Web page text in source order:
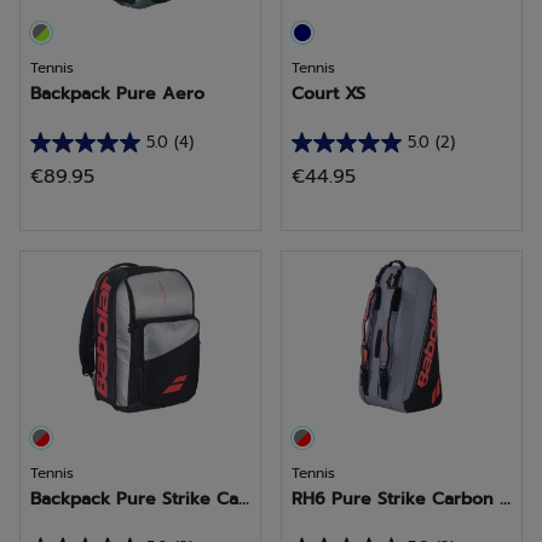
Tennis
Backpack Pure Aero
5.0 (4)
5.0
van
sterren.
beoordelingen
€89.95
Tennis
Court XS
5.0 (2)
5.0
van
beoordelingen
€44.95
Tennis
Backpack Pure Strike Ca...
Tennis
RH6 Pure Strike Carbon ...